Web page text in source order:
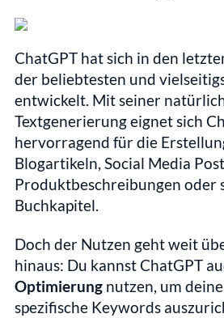
ChatGPT hat sich in den
der beliebtesten und
entwickelt. Mit seiner
Textgenerierung eignet sich
hervorragend für die
Blogartikeln, Social Media
Produktbeschreibungen oder
Buchkapitel.
Doch der Nutzen geht weit
hinaus: Du kannst ChatGPT
Optimierung nutzen, um
spezifische Keywords